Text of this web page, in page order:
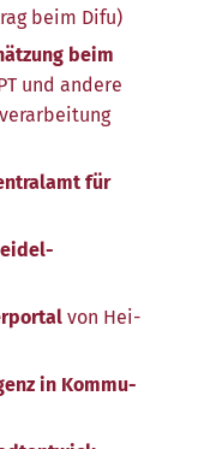
beim Difu)
beim
und ande­re
für
von Hei­
in Kom­mu­